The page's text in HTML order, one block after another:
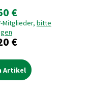
€
Mitglieder, bitte
€
Artikel